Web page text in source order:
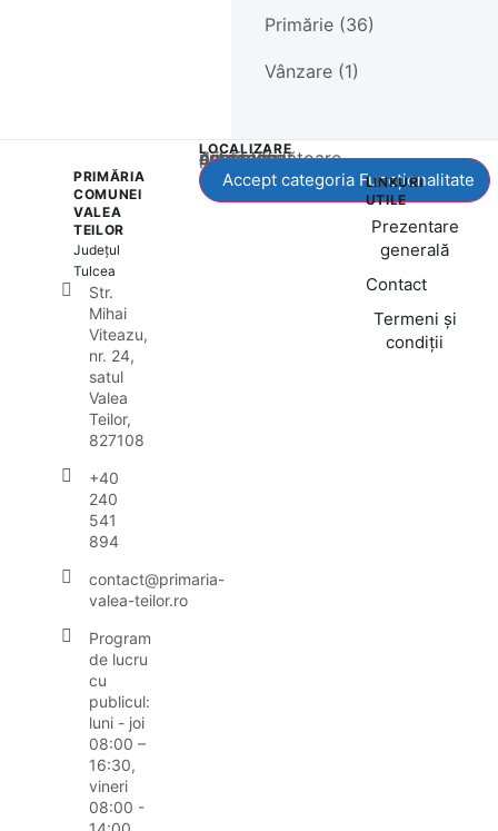
Primărie (36)
Vânzare (1)
PRIMĂRIA
COMUNEI
VALEA
TEILOR
Județul
Tulcea
Str.
Mihai
Viteazu,
nr. 24,
satul
Valea
Teilor,
827108
+40
240
541
894
contact@primaria-
valea-teilor.ro
Program
de lucru
cu
publicul:
luni - joi
08:00 –
16:30,
vineri
08:00 -
LOCALIZARE
Acest conținut este blocat până când acceptați categoria corespunzătoare de cookie-uri.
Accept categoria Funcționalitate
LINKURI
UTILE
Prezentare
generală
Contact
Termeni și
condiții